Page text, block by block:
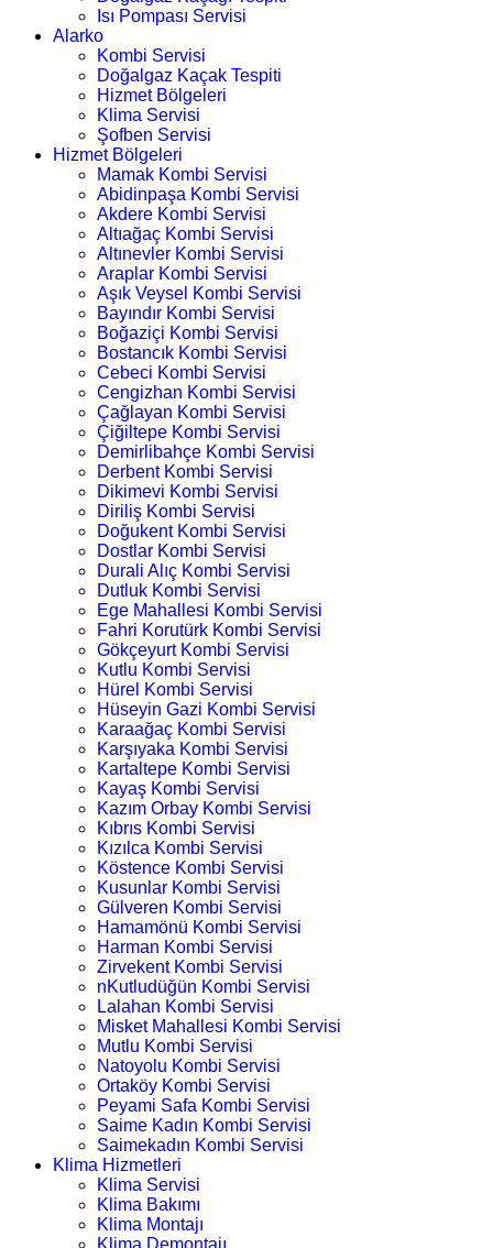
Isı Pompası Servisi
Alarko
Kombi Servisi
Doğalgaz Kaçak Tespiti
Hizmet Bölgeleri
Klima Servisi
Şofben Servisi
Hizmet Bölgeleri
Mamak Kombi Servisi
Abidinpaşa Kombi Servisi
Akdere Kombi Servisi
Altıağaç Kombi Servisi
Altınevler Kombi Servisi
Araplar Kombi Servisi
Aşık Veysel Kombi Servisi
Bayındır Kombi Servisi
Boğaziçi Kombi Servisi
Bostancık Kombi Servisi
Cebeci Kombi Servisi
Cengizhan Kombi Servisi
Çağlayan Kombi Servisi
Çiğiltepe Kombi Servisi
Demirlibahçe Kombi Servisi
Derbent Kombi Servisi
Dikimevi Kombi Servisi
Diriliş Kombi Servisi
Doğukent Kombi Servisi
Dostlar Kombi Servisi
Durali Alıç Kombi Servisi
Dutluk Kombi Servisi
Ege Mahallesi Kombi Servisi
Fahri Korutürk Kombi Servisi
Gökçeyurt Kombi Servisi
Kutlu Kombi Servisi
Hürel Kombi Servisi
Hüseyin Gazi Kombi Servisi
Karaağaç Kombi Servisi
Karşıyaka Kombi Servisi
Kartaltepe Kombi Servisi
Kayaş Kombi Servisi
Kazım Orbay Kombi Servisi
Kıbrıs Kombi Servisi
Kızılca Kombi Servisi
Köstence Kombi Servisi
Kusunlar Kombi Servisi
Gülveren Kombi Servisi
Hamamönü Kombi Servisi
Harman Kombi Servisi
Zirvekent Kombi Servisi
nKutludüğün Kombi Servisi
Lalahan Kombi Servisi
Misket Mahallesi Kombi Servisi
Mutlu Kombi Servisi
Natoyolu Kombi Servisi
Ortaköy Kombi Servisi
Peyami Safa Kombi Servisi
Saime Kadın Kombi Servisi
Saimekadın Kombi Servisi
Klima Hizmetleri
Klima Servisi
Klima Bakımı
Klima Montajı
Klima Demontajı